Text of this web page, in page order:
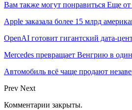
Вам также могут понравиться Еще от
Apple заказала более 15 млрд
OpenAI готовит гигантский дата-
Mercedes превращает Венгрию в
Автомобиль всё чаще продают
Prev Next
Комментарии закрыты.